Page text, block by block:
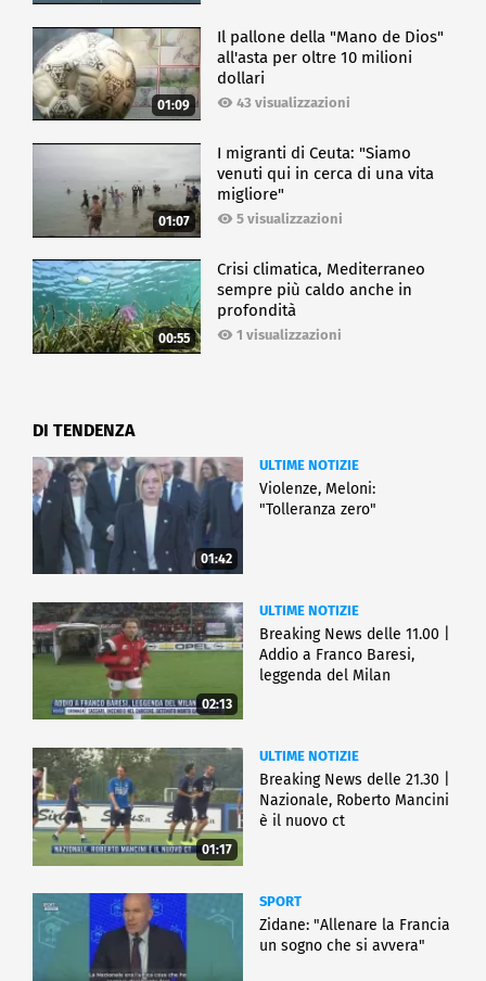
01:09
Il pallone della "Mano de Dios"
all'asta per oltre 10 milioni
dollari
43 visualizzazioni
01:07
I migranti di Ceuta: "Siamo
venuti qui in cerca di una vita
migliore"
5 visualizzazioni
00:55
Crisi climatica, Mediterraneo
sempre più caldo anche in
profondità
1 visualizzazioni
DI TENDENZA
01:42
ULTIME NOTIZIE
Violenze, Meloni:
"Tolleranza zero"
02:13
ULTIME NOTIZIE
Breaking News delle 11.00 |
Addio a Franco Baresi,
leggenda del Milan
01:17
ULTIME NOTIZIE
Breaking News delle 21.30 |
Nazionale, Roberto Mancini
è il nuovo ct
SPORT
Zidane: "Allenare la Francia
un sogno che si avvera"